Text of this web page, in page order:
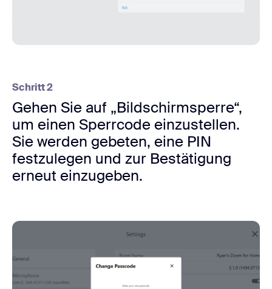
Schritt 2
Gehen Sie auf „Bildschirmsperre“,
um einen Sperrcode einzustellen.
Sie werden gebeten, eine PIN
festzulegen und zur Bestätigung
erneut einzugeben.